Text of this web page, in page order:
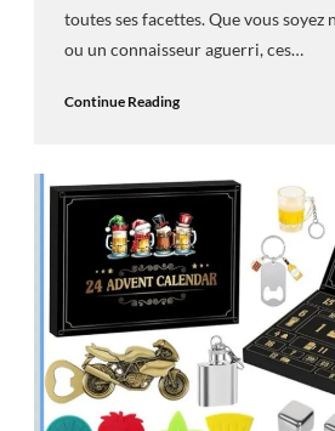
toutes ses facettes. Que vous soyez
ou un connaisseur aguerri, ces…
Continue Reading